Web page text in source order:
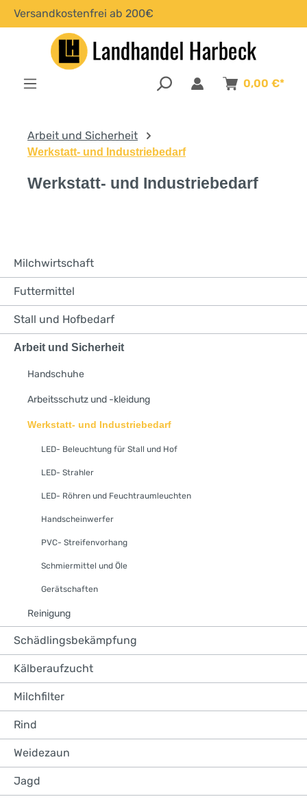
springen
Versandkostenfrei ab 200€
0,00 €*
Arbeit und Sicherheit
Werkstatt- und Industriebedarf
Werkstatt- und Industriebedarf
Milchwirtschaft
Futtermittel
Stall und Hofbedarf
Arbeit und Sicherheit
Handschuhe
Arbeitsschutz und -kleidung
Werkstatt- und Industriebedarf
LED- Beleuchtung für Stall und Hof
LED- Strahler
LED- Röhren und Feuchtraumleuchten
Handscheinwerfer
PVC- Streifenvorhang
Schmiermittel und Öle
Gerätschaften
Reinigung
Schädlingsbekämpfung
Kälberaufzucht
Milchfilter
Rind
Weidezaun
Jagd